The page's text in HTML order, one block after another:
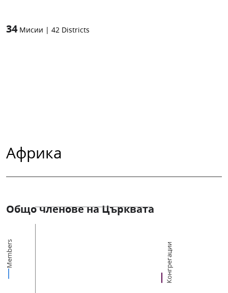
34 Мисии | 42 Districts
Африка
Общо членове на Църквата
Members Конгрегации